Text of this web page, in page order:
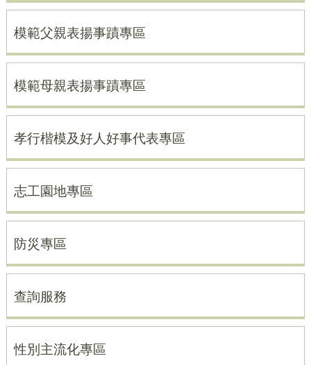
模範父親表揚事蹟專區
模範母親表揚事蹟專區
孝行楷模及好人好事代表專區
志工園地專區
防災專區
查詢服務
性別主流化專區